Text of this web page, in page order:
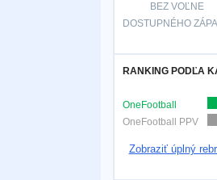
BEZ VOĽNE
DOSTUPNÉHO
RANKING PODĽA
OneFootball
OneFootball PPV
Zobraziť úplný